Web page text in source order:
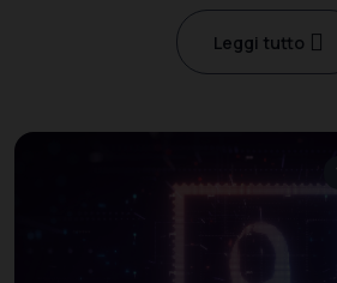
Leggi tutto